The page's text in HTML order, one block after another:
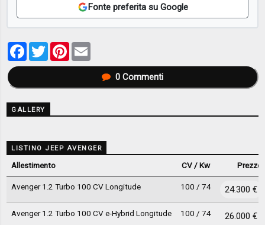
Fonte preferita su Google
Facebook
TwitterPinterest
0Commenti
GALLERY
LISTINO JEEP AVENGER
Allestimento CV / Kw Prezzo
Avenger 1.2 Turbo 100 CV Longitude 100 / 74 24.300 €
Avenger 1.2 Turbo 100 CV e-Hybrid Longitude 100 / 74 26.000 €